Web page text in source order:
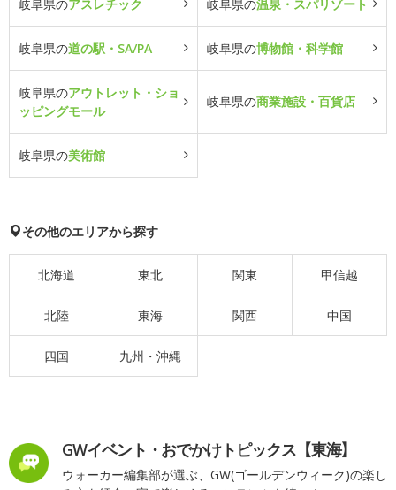
岐阜県のアスレチック 岐阜県の温泉・スパリゾート
岐阜県の道の駅・SA/PA 岐阜県の博物館・科学館
岐阜県のアウトレット・ショ
ッピングモール
岐阜県の商業施設・百貨店
岐阜県の美術館
その他のエリアから探す
北海道 東北 関東 甲信越
北陸 東海 関西 中国
四国 九州・沖縄
GWイベント・おでかけトピックス【東海】
ウォーカー編集部が選ぶ、GW(ゴールデンウィーク)の楽し